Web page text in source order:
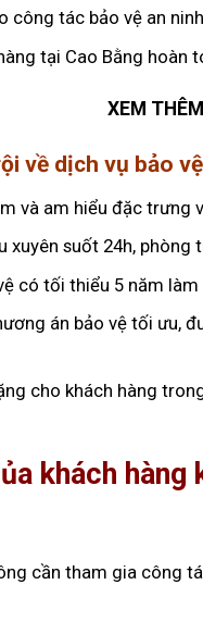
công tác bảo vệ an
tại Cao Bằng hoàn
XEM
về dịch vụ bảo
và am hiểu đặc trưng
xuyên suốt 24h,
có tối thiểu 5 năm
án bảo vệ tối ưu,
cho khách hàng
khách hàng
cần tham gia công